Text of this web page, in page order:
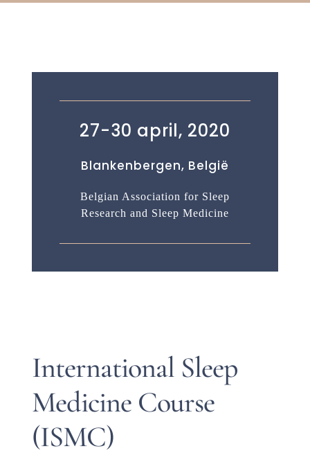
27-30 april, 2020
Blankenbergen, België
Belgian Association for Sleep
Research and Sleep Medicine
International Sleep
Medicine Course
(ISMC)